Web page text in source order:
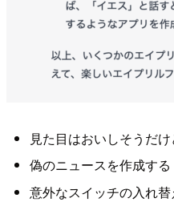
見た目はおいしそうだ
偽のニュースを作成する
意外なスイッチの入れ替